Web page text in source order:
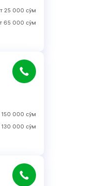
25 000 сўм
65 000 сўм
150 000 сўм
130 000 сўм